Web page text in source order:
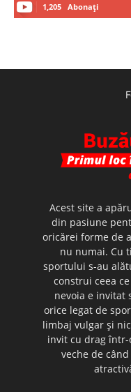
1,205 Abonați
Acest site a
din pasiune
oricărei forme de
nu numai. Cu
sportului s-au
construi ceea
nevoia e invitat
orice legat de
limbaj vulgar şi
invit cu drag
veche de